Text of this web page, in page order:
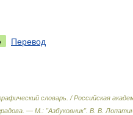
Перевод
словарь. / Российская
— М.: "Азбуковник". В. В.